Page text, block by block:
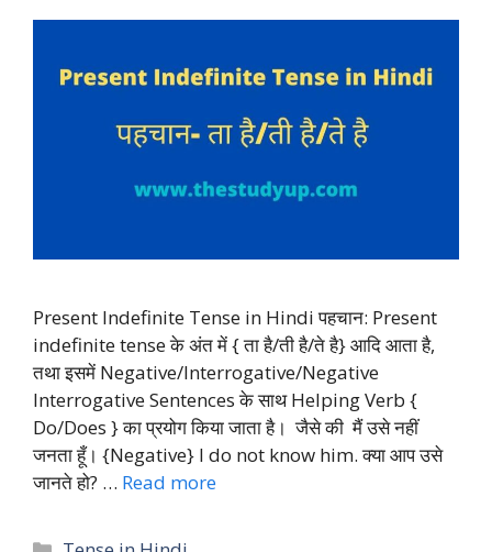
Present Indefinite Tense in Hindi पहचान: Present
indefinite tense के अंत में { ता है/ती है/ते है} आदि आता है,
तथा इसमें Negative/Interrogative/Negative
Interrogative Sentences के साथ Helping Verb {
Do/Does } का प्रयोग किया जाता है। जैसे की मैं उसे नहीं
जनता हूँ। {Negative} I do not know him. क्या आप उसे
जानते हो? … Read more
Categories